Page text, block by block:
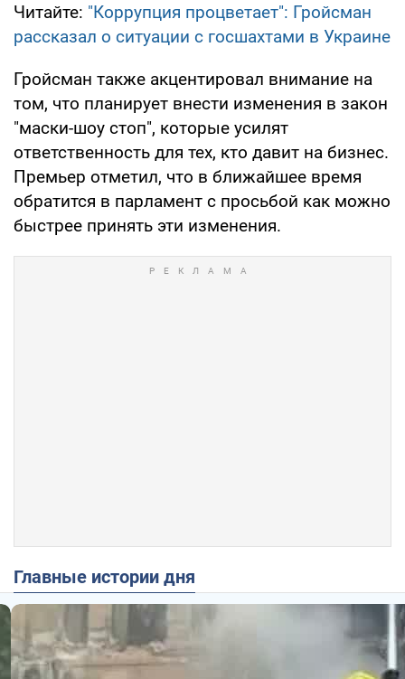
Читайте: "Коррупция процветает": Гройсман
рассказал о ситуации с госшахтами в Украине
Гройсман также акцентировал внимание на
том, что планирует внести изменения в закон
"маски-шоу стоп", которые усилят
ответственность для тех, кто давит на бизнес.
Премьер отметил, что в ближайшее время
обратится в парламент с просьбой как можно
быстрее принять эти изменения.
Главные истории дня